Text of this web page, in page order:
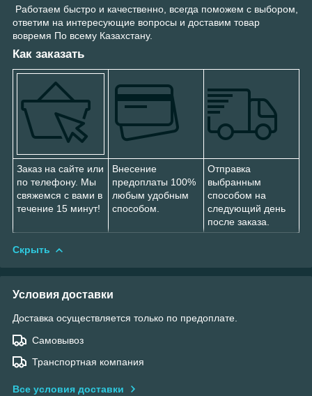
Работаем быстро и качественно, всегда поможем с выбором,
ответим на интересующие вопросы и доставим товар
вовремя По всему Казахстану.
Как заказать
Заказ на сайте или
по телефону. Мы
свяжемся с вами в
течение 15 минут!
Внесение
предоплаты 100%
любым удобным
способом.
Отправка
выбранным
способом на
следующий день
после заказа.
Скрыть
Условия доставки
Доставка осуществляется только по предоплате.
Самовывоз
Транспортная компания
Все условия доставки